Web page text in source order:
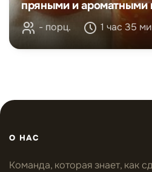
пряными и ароматными
- порц. 1 час 35
О НАС
Команда, которая знает, как